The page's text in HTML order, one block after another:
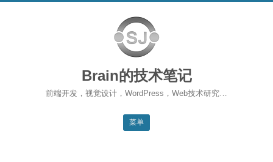
Brain的技术笔记
前端开发，视觉设计，WordPress，Web技术研究…
菜单